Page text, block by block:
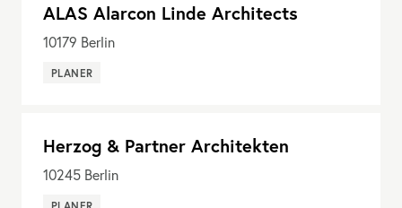
ALAS Alarcon Linde Architects
10179 Berlin
PLANER
Herzog & Partner Architekten
10245 Berlin